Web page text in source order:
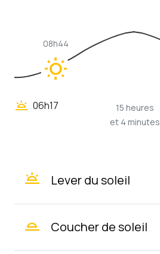
wb_sunny
08h44
wb_twilight 06h17
15 heures
et 4 minutes
wb_twilight Lever du soleil
wb_twilight_2 Coucher de soleil